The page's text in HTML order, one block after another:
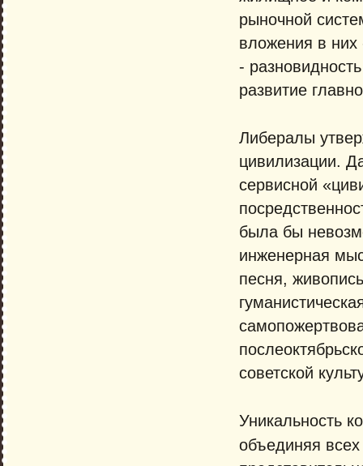
рыночной
вложения в них
-
развитие
Либералы
цивилизации.
сервисной
была бы
инженерная
песня,
советской
Уникальность
объединяя